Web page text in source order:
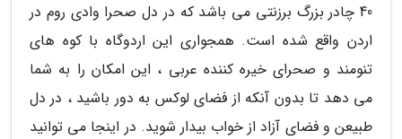
40 چادر بزرگ برزنتی می باشد که در دل صحرا وادی روم در
اردن واقع شده است. همجواری این اردوگاه با کوه های
تنومند و صحرای خیره کننده عربی ، این امکان را به شما
می دهد تا بدون آنکه از فضای لوکس به دور باشید ، در دل
طبیعن و فضای آزاد از خواب بیدار شوید. در اینجا می توانید